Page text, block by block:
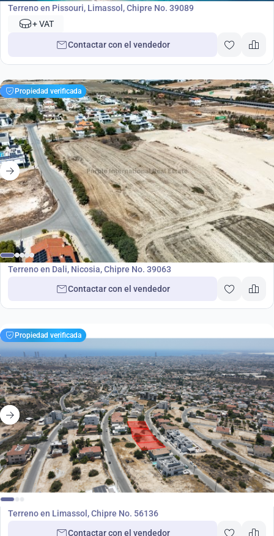
Terreno en Pissouri, Limassol, Chipre No. 39089
+ VAT
Contactar con el vendedor
Propiedad verificada
€1 250 000
Terreno
Terreno en Dali, Nicosia, Chipre No. 39063
Contactar con el vendedor
Propiedad verificada
€1 420 000
Terreno
Terreno en Limassol, Chipre No. 56136
Contactar con el vendedor